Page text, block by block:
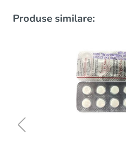
Produse similare: